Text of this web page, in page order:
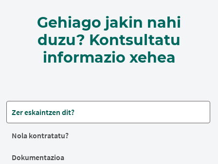
Gehiago jakin nahi
duzu? Kontsultatu
informazio xehea
Zer eskaintzen dit?
Nola kontratatu?
Dokumentazioa